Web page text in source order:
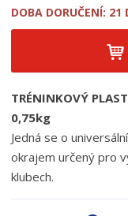
1
6
DOBA DORUČENÍ: 21
TRÉNINKOVÝ
0,75kg
Jedná se o
okrajem určený pro
klubech.